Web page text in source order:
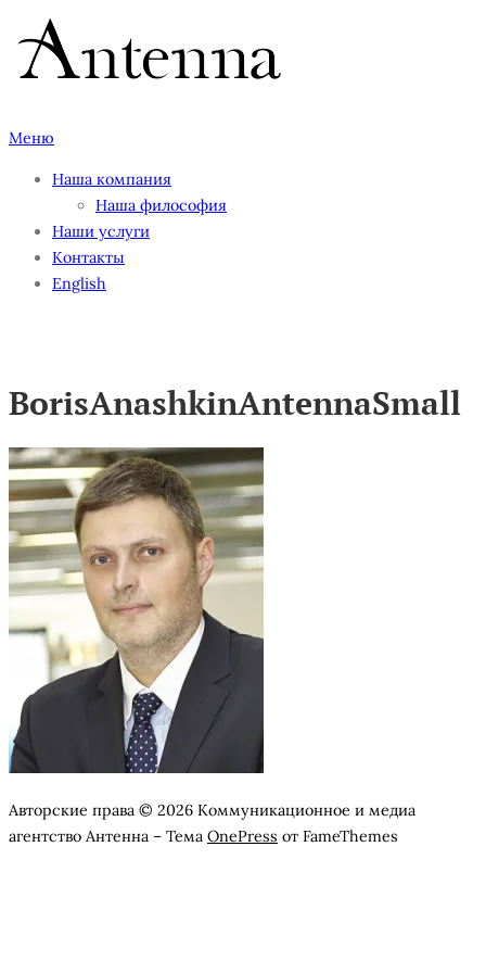
Перейти
содержимому
Меню
Наша компания
Наша философия
Наши услуги
Контакты
English
BorisAnashkinAntennaSmall
Авторские права © 2026 Коммуникационное и медиа
агентство Антенна – Тема OnePress от FameThemes